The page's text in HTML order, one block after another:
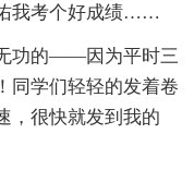
我考个好成绩……
功的――因为平时三
同学们轻轻的发着卷
，很快就发到我的